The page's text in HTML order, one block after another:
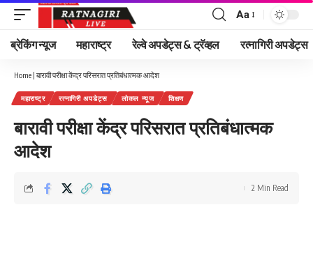
Font
Resizer
Aa
ब्रेकिंग न्यूज महाराष्ट्र रेल्वे अपडेट्स & ट्रॅव्हल रत्नागिरी अपडेट्स
Home | बारावी परीक्षा केंद्र परिसरात प्रतिबंधात्मक आदेश
महाराष्ट्र रत्नागिरी अपडेट्स लोकल न्यूज शिक्षण
बारावी परीक्षा केंद्र परिसरात प्रतिबंधात्मक
आदेश
2 Min Read